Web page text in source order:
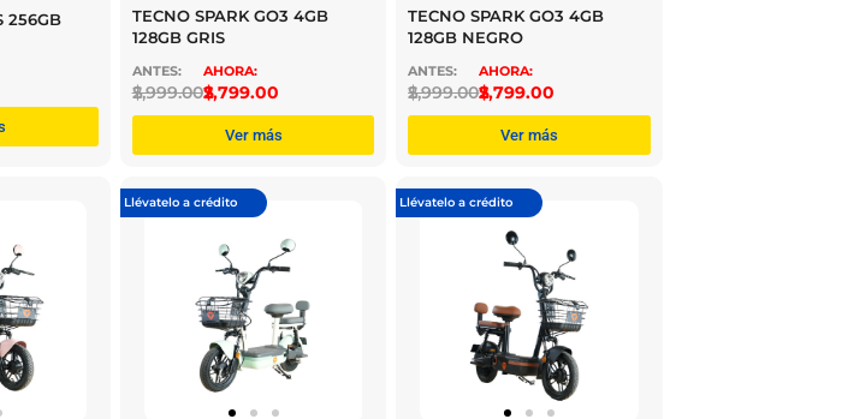
256GB
TECNO SPARK GO3 4GB
128GB GRIS
$
2,999.00$
2,799.00
Ver más
TECNO SPARK GO3 4GB
128GB NEGRO
$
2,999.00$
2,799.00
Ver más
Llévatelo a crédito Llévatelo a crédito